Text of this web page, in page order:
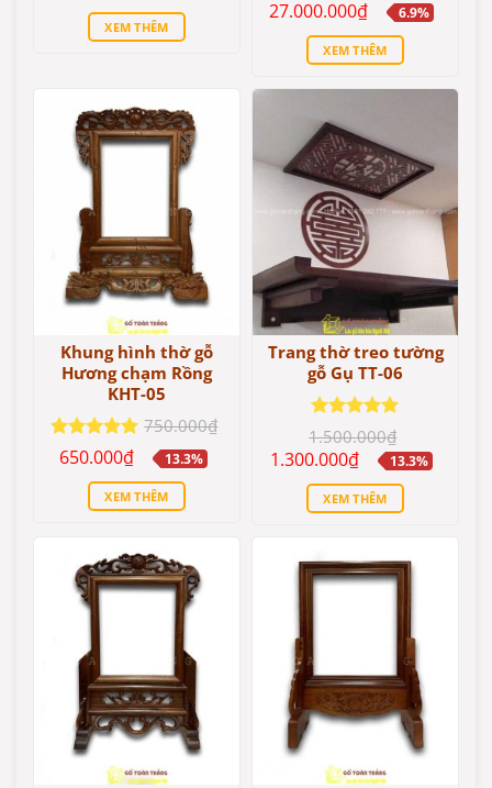
sao
XEM THÊM
sao
Giá
gốc
29.000.000₫.
27.000.000₫Giá
hiện
tại
là:
27.000.000₫.
6.9%
XEM THÊM
Khung hình thờ gỗ
Hương chạm Rồng
KHT-05
Được xếp
hạng5 5
750.000₫
Giá
gốc
750.000₫.
650.000₫Giá
hiện
tại
là:
13.3%
XEM THÊM
Trang thờ treo tường
gỗ Gụ TT-06
Được xếp
hạng55
sao
1.500.000₫
Giá
gốc
1.500.000₫.
1.300.000₫Giá
hiện
tại
là:
13.3%
XEM THÊM